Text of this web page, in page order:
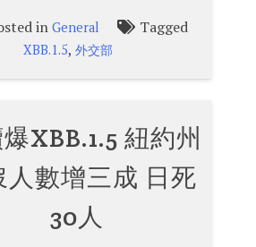
in General Tagged
XBB.1.5,外交部
XBB.1.5 紐約州
人數增三成 日死
30人